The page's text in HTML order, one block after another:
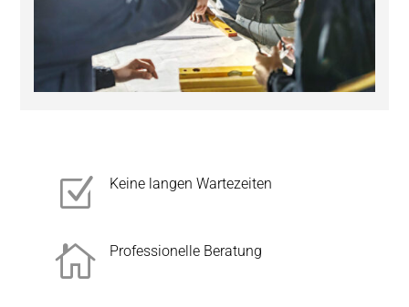
Z Keine langen Wartezeiten
 Professionelle Beratung